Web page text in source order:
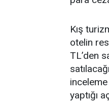
Kış
otelin
TL’den
yaptığı